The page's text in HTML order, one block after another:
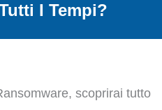
I Tempi?
scoprirai tutto